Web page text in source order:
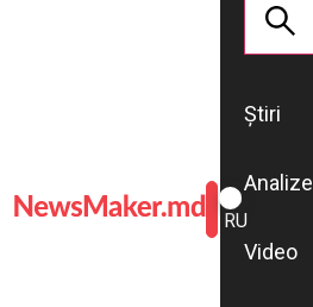
ROMÂNĂ
RU
Știri
Analize
Video